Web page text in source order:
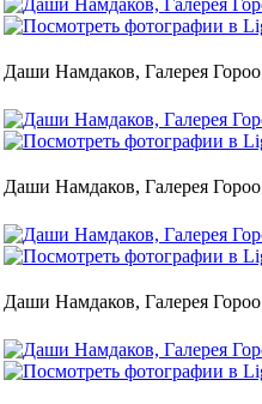
Даши Намдаков, Галерея Гороо
Даши Намдаков, Галерея Гороо
Даши Намдаков, Галерея Гороо